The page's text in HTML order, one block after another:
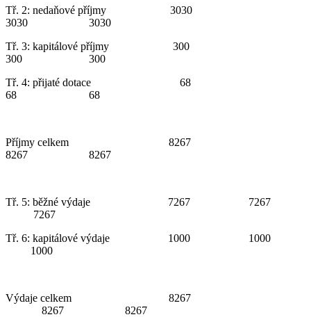
Tř. 2: nedaňové příjmy 3030
3030 3030
Tř. 3: kapitálové příjmy 300
300 300
Tř. 4: přijaté dotace 68
68 68
Příjmy celkem 8267
8267 8267
Tř. 5: běžné výdaje 7267 7267
7267
Tř. 6: kapitálové výdaje 1000 1000
1000
Výdaje celkem 8267
8267 8267